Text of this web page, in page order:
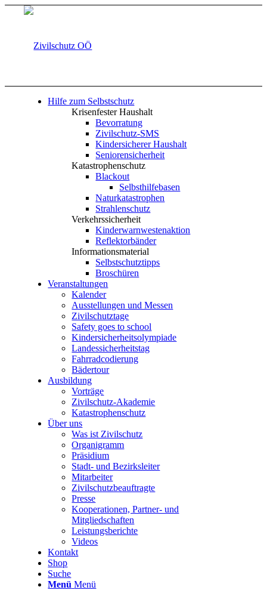
Hilfe zum Selbstschutz
Krisenfester Haushalt
Bevorratung
Zivilschutz-SMS
Kindersicherer Haushalt
Seniorensicherheit
Katastrophenschutz
Blackout
Selbsthilfebasen
Naturkatastrophen
Strahlenschutz
Verkehrssicherheit
Kinderwarnwestenaktion
Reflektorbänder
Informationsmaterial
Selbstschutztipps
Broschüren
Veranstaltungen
Kalender
Ausstellungen und Messen
Zivilschutztage
Safety goes to school
Kindersicherheitsolympiade
Landessicherheitstag
Fahrradcodierung
Bädertour
Ausbildung
Vorträge
Zivilschutz-Akademie
Katastrophenschutz
Über uns
Was ist Zivilschutz
Organigramm
Präsidium
Stadt- und Bezirksleiter
Mitarbeiter
Zivilschutzbeauftragte
Presse
Kooperationen, Partner- und
Mitgliedschaften
Leistungsberichte
Videos
Kontakt
Shop
Suche
Menü Menü